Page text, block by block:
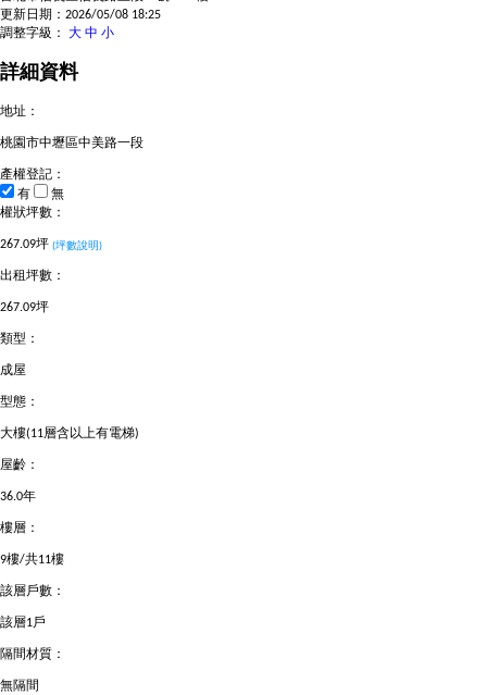
更新日期：2026/05/08 18:25
調整字級：
大 中 小
詳細資料
地址：
桃園市中壢區中美路一段
產權登記：
有
無
權狀坪數：
267.09坪 (坪數說明)
出租坪數：
267.09坪
類型：
成屋
型態：
大樓(11層含以上有電梯)
屋齡：
36.0年
樓層：
9樓/共11樓
該層戶數：
該層1戶
隔間材質：
無隔間